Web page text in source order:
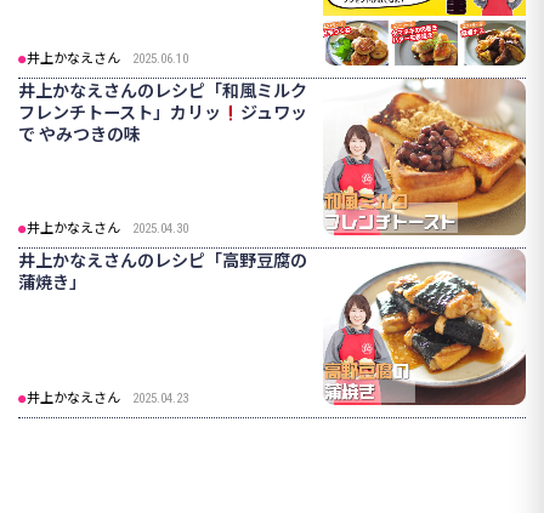
井上かなえさん 2025.06.10
井上かなえさんのレシピ「和風ミルク
フレンチトースト」カリッ
ジュワッ
で やみつきの味
井上かなえさん 2025.04.30
井上かなえさんのレシピ「高野豆腐の
蒲焼き」
井上かなえさん 2025.04.23